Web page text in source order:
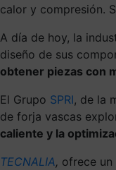
calor y compresión.
A día de hoy, la
diseño de sus
obtener piezas con
El Grupo SPRI, de la
de forja vascas
caliente y la
TECNALIA, ofrece